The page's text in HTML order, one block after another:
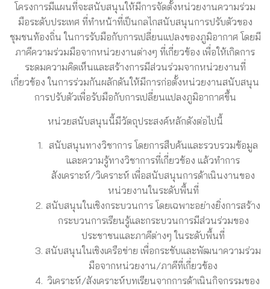
โครงการมีแผนที่จะสนับสนุนให้มีการจัดตั้งหน่วยงานความร่วม
มือระดับประเทศ ที่ทำหน้าที่เป็นกลไกสนับสนุนการปรับตัวของ
ชุมชนท้องถิ่น ในการรับมือกับการเปลี่ยนแปลงของภูมิอากาศ โดยมี
ภาคีความร่วมมือจากหน่วยงานต่างๆ ที่เกี่ยวข้อง เพื่อให้เกิดการ
ระดมความคิดเห็นและสร้างการมีส่วนร่วมจากหน่วยงานที่
เกี่ยวข้อง ในการร่วมกันผลักดันให้มีการก่อตั้งหน่วยงานสนับสนุน
การปรับตัวเพื่อรับมือกับการเปลี่ยนแปลงภูมิอากาศขึ้น
หน่วยสนับสนุนนี้มีวัตถุประสงค์หลักดังต่อไปนี้
สนับสนุนทางวิชาการ โดยการสืบค้นและรวบรวมข้อมูล
และความรู้ทางวิชาการที่เกี่ยวข้อง แล้วทำการ
สังเคราะห์/วิเคราะห์ เพื่อสนับสนุนการด้าเนินงานของ
หน่วยงานในระดับพื้นที่
สนับสนุนในเชิงกระบวนการ โดยเฉพาะอย่างยิ่งการสร้าง
กระบวนการเรียนรู้และกระบวนการมีส่วนร่วมของ
ประชาชนและภาคีต่างๆ ในระดับพื้นที่
สนับสนุนในเชิงเครือข่าย เพื่อกระชับและพัฒนาความร่วม
มือจากหน่วยงาน/ภาคีที่เกี่ยวข้อง
วิเคราะห์/สังเคราะห์บทเรียนจากการด้าเนินกิจกรรมของ